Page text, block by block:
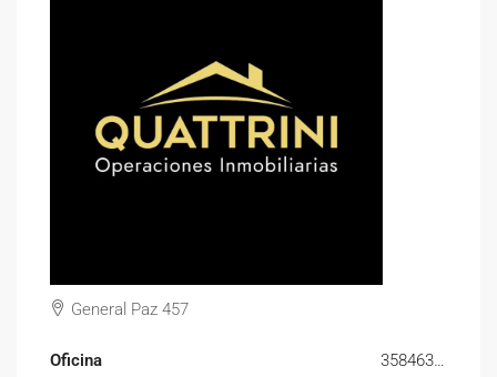
General Paz 457
Oficina
3584632805